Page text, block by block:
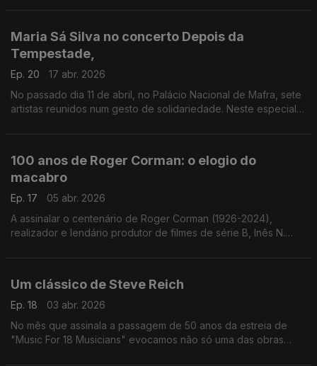
Maria Sá Silva no concerto Depois da
Tempestade,
Ep. 20
17 abr. 2026
No passado dia 11 de abril, no Palácio Nacional de Mafra, sete
artistas reunidos num gesto de solidariedade. Neste especial
100 anos de Roger Corman: o elogio do
macabro
Ep. 17
05 abr. 2026
A assinalar o centenário de Roger Corman (1926-2024),
realizador e lendário produtor de filmes de série B, Inês N.
Um clássico de Steve Reich
Ep. 18
03 abr. 2026
No mês que assinala a passagem de 50 anos da estreia de
"Music For 18 Musicians" evocamos não só uma das obras